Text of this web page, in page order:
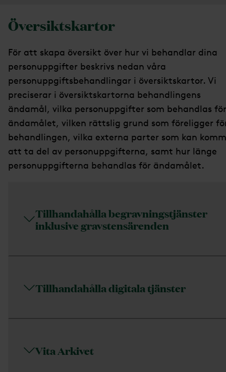
Översiktskartor
För att skapa översikt över hur vi behandlar dina
personuppgifter beskrivs nedan våra
personuppgiftsbehandlingar i översiktskartor. Vi
preciserar i översiktskartorna behandlingens
ändamål, vilka personuppgifter som behandlas för
ändamålet, vilken rättslig grund som föreligger
behandlingen, vilka externa parter som kan
att ta del av personuppgifterna, samt hur länge
personuppgifterna behandlas för ändamålet.
Tillhandahålla begravningstjänster
inklusive gravstensärenden
Tillhandahålla digitala tjänster
Vita Arkivet